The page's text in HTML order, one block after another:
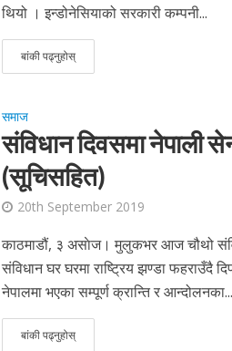
थियो । इन्डोनेसियाको सरकारी कम्पनी...
बांकी पढ्नुहोस्
समाज
संविधान दिवसमा नेपाली
(सूचिसहित)
20th September 2019
काठमाडौं, ३ असाेज। मुलुकभर आज चौथो
संविधान घर घरमा राष्ट्रिय झण्डा फहराउँदै
नेपालमा भएका सम्पूर्ण क्रान्ति र आन्दोलनका...
बांकी पढ्नुहोस्